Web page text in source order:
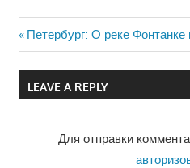
Навигация
по
Previous
Post:
Петербург: О реке Фонтанке
LEAVE A REPLY
Для отправки